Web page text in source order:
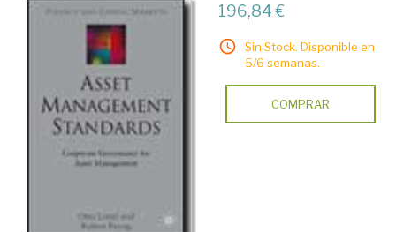
196,84 €
Sin Stock. Disponible en
5/6 semanas.
COMPRAR